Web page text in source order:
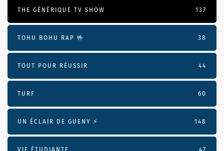
THE GÉNÉRIQUE TV SHOW 137
TOHU BOHU RAP 🤟 38
TOUT POUR RÉUSSIR 44
TURF 60
UN ÉCLAIR DE GUENY ⚡️ 148
VIE ÉTUDIANTE 47